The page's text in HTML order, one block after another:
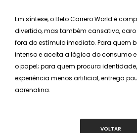
Em síntese, o Beto Carrero World é
divertido, mas também cansativo,
fora do estímulo imediato. Para quem
intenso e aceita a lógica do consumo
o papel; para quem procura
experiência menos artificial, entrega
adrenalina.
VOLTAR